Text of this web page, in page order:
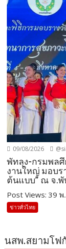
09/08/2026
พัทลุง-กรมพล
งานใหญ่ มอบร
ต้นแบบ” ณ จ.พั
Post Views: 39 พ
ข่าวทั่วไทย
นสพ.สยามโฟ